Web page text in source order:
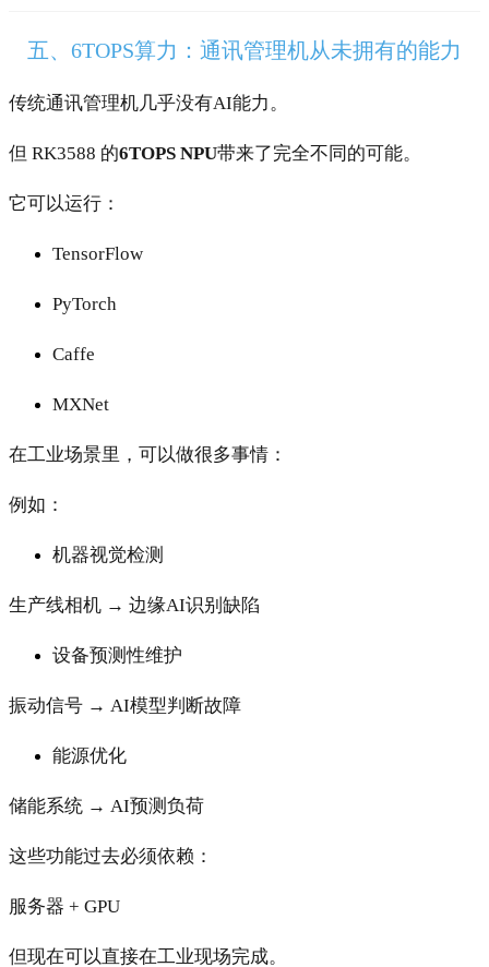
五、6TOPS算力：通讯管理机从未拥有的能力
传统通讯管理机几乎没有AI能力。
但 RK3588 的6TOPS NPU带来了完全不同的可能。
它可以运行：
TensorFlow
PyTorch
Caffe
MXNet
在工业场景里，可以做很多事情：
例如：
机器视觉检测
生产线相机 → 边缘AI识别缺陷
设备预测性维护
振动信号 → AI模型判断故障
能源优化
储能系统 → AI预测负荷
这些功能过去必须依赖：
服务器 + GPU
但现在可以直接在工业现场完成。